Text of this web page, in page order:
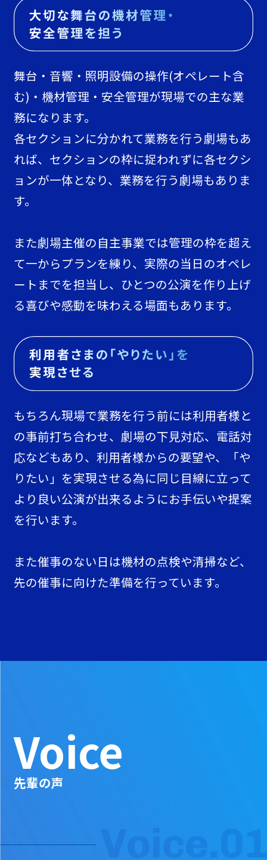
舞台・音響・照明設備の操作(オペレート含
む)・機材管理・安全管理が現場での主な業
務になります。
各セクションに分かれて業務を行う劇場もあ
れば、セクションの枠に捉われずに各セクシ
ョンが一体となり、業務を行う劇場もありま
す。
また劇場主催の自主事業では管理の枠を超え
て一からプランを練り、実際の当日のオペレ
ートまでを担当し、ひとつの公演を作り上げ
る喜びや感動を味わえる場面もあります。
もちろん現場で業務を行う前には利用者様と
の事前打ち合わせ、劇場の下見対応、電話対
応などもあり、利用者様からの要望や、「や
りたい」を実現させる為に同じ目線に立って
より良い公演が出来るようにお手伝いや提案
を行います。
また催事のない日は機材の点検や清掃など、
先の催事に向けた準備を行っています。
Voice
先輩の声